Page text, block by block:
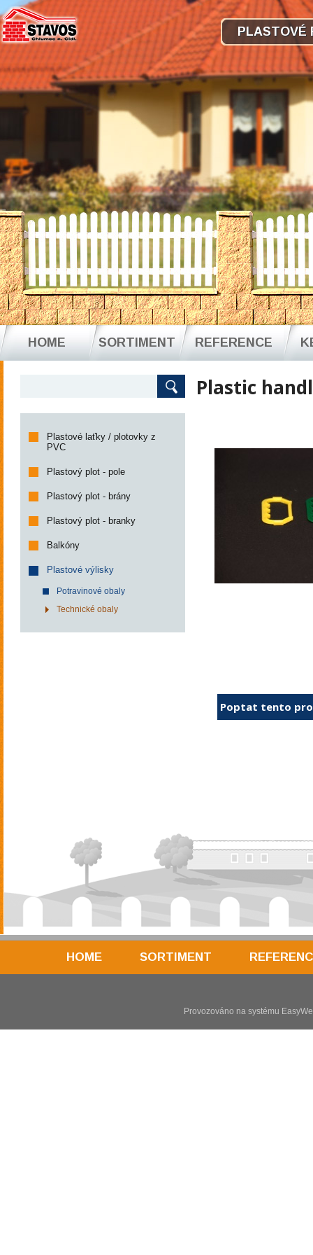
HOME SORTIMENT REFERENCE
PLASTOVÉ
Plastové laťky / plotovky z
PVC
Plastový plot - pole
Plastový plot - brány
Plastový plot - branky
Balkóny
Plastové výlisky
Potravinové obaly
Technické obaly
Plastic
Poptat tento
HOME SORTIMENT
Provozováno na systému